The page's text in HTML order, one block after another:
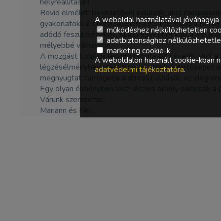
Rövid elméleti bevezetővel indulunk, ahol
gyakorlatokkal érkezünk meg a testbe, majd a
adódó feszültségeket. Külön figyelmet kap a
mélyebbé válhasson.
A mozgást tudatos légzőgyakorlatok követik, ahol
légzésélményben mélyülünk el, amely lehetőséget
megnyugtat: támogatja a stressz oldását, az
Egy olyan élményben lesz részed, amely nemcsak
Várunk szeretettel,
Mariann és Niki
A weboldal használatával jóváhagyja
működéshez nélkülözhetetlen
adatbiztonsághoz
marketing cookie-k
A weboldalon használt cookie-kban
adatvédelmi tájékoztatóra.